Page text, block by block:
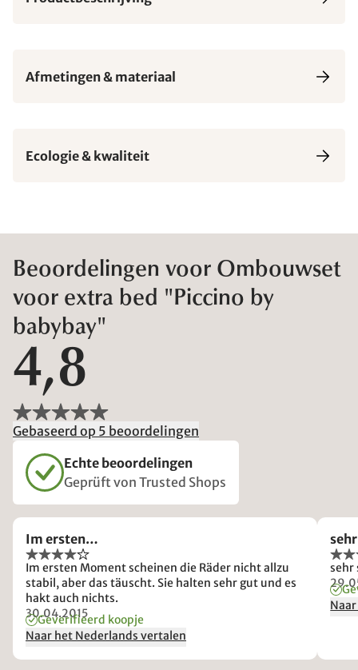
Afmetingen & materiaal
Ecologie & kwaliteit
Beoordelingen voor Ombouwset
voor extra bed "Piccino by
babybay"
4,8
Gebaseerd op 5 beoordelingen
Echte beoordelingen
Geprüft von Trusted Shops
Im ersten…
Im ersten Moment scheinen die Räder nicht allzu
stabil, aber das täuscht. Sie halten sehr gut und es
hakt auch nichts.
30.04.2015
Geverifieerd koopje
Naar het Nederlands vertalen
sehr